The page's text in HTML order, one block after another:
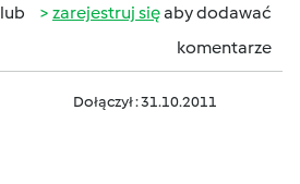
lub zarejestruj sięaby dodawać
komentarze
Dołączył : 31.10.2011